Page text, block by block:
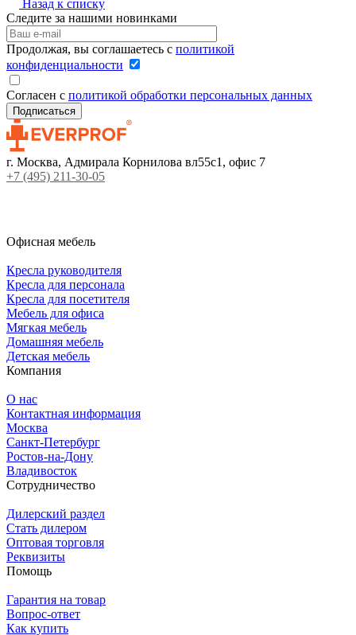
Назад к списку
Следите за нашими новинками
Продолжая, вы соглашаетесь с политикой
конфиденциальности
Согласен с политикой обработки персональных данных
г. Москва, Адмирала Корнилова вл55с1, офис 7
+7 (495) 211-30-05
Офисная мебель
Кресла руководителя
Кресла для персонала
Кресла для посетителя
Мебель для офиса
Мягкая мебель
Домашняя мебель
Детская мебель
Компания
О нас
Контактная информация
Москва
Санкт-Петербург
Ростов-на-Дону
Владивосток
Сотрудничество
Дилерский раздел
Стать дилером
Оптовая торговля
Реквизиты
Помощь
Гарантия на товар
Вопрос-ответ
Как купить